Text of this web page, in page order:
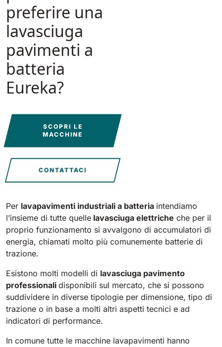
E55
E51
2625 m²/h
710 mm 3195 m²/h
E81
810 mm 3645 m²/h
Lavapavimenti uomo a bordo
650 mm 3900 m²/h
E75
Tigra
1055 mm
Rider 1201
1200 mm 7865 m²/h
Xtrema
1400 mm 12600 m²/h
1570 mm 18840 m²/h
Bull 200
preferire una
lavasciuga
pavimenti a
batteria
Eureka?
SCOPRI LE
MACCHINE
CONTATTACI
Per lavapavimenti industriali a batteria intendiamo
l’insieme di tutte quelle lavasciuga elettriche che per il
proprio funzionamento si avvalgono di accumulatori di
energia, chiamati molto più comunemente batterie di
trazione.
Esistono molti modelli di lavasciuga pavimento
professionali disponibili sul mercato, che si possono
suddividere in diverse tipologie per dimensione, tipo di
trazione o in base a molti altri aspetti tecnici e ad
indicatori di performance.
In comune tutte le macchine lavapavimenti hanno